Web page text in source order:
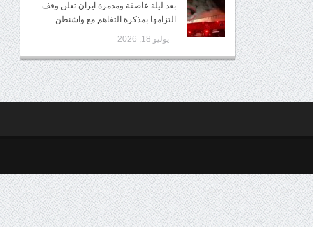
بعد ليلة عاصفة ومدمرة ايران تعلن وقف
التزامها بمذكرة التفاهم مع واشنطن
يوليو 18, 2026